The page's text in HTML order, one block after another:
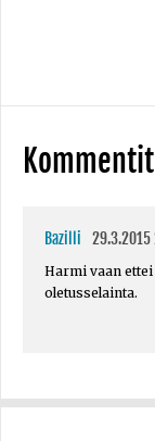
Bazilli 29.3.2015
Harmi vaan
oletusselainta.